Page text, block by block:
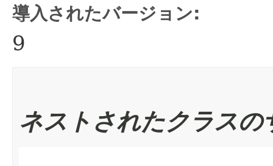
導入されたバージョン:
9
ネストされたクラスの